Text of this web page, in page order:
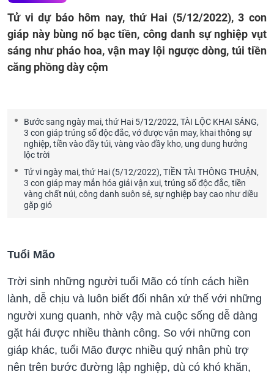
Tử vi dự báo hôm nay, thứ Hai (5/12/2022), 3 con
giáp này bùng nổ bạc tiền, công danh sự nghiệp vụt
sáng như pháo hoa, vận may lội ngược dòng, túi tiền
căng phồng dày cộm
Bước sang ngày mai, thứ Hai 5/12/2022, TÀI LỘC KHAI SÁNG,
3 con giáp trúng số độc đắc, vớ được vận may, khai thông sự
nghiệp, tiền vào đầy túi, vàng vào đầy kho, ung dung hưởng
lộc trời
Tử vi ngày mai, thứ Hai (5/12/2022), TIỀN TÀI THÔNG THUẬN,
3 con giáp may mắn hóa giải vận xui, trúng số độc đắc, tiền
vàng chất núi, công danh suôn sẻ, sự nghiệp bay cao như diều
gặp gió
Tuổi Mão
Trời sinh những người tuổi Mão có tính cách hiền
lành, dễ chịu và luôn biết đối nhân xử thế với những
người xung quanh, nhờ vậy mà cuộc sống dễ dàng
gặt hái được nhiều thành công. So với những con
giáp khác, tuổi Mão được nhiều quý nhân phù trợ
nên trên bước đường lập nghiệp, dù có khó khăn,